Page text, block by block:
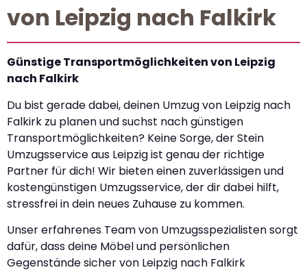
von Leipzig nach Falkirk
Günstige Transportmöglichkeiten von Leipzig
nach Falkirk
Du bist gerade dabei, deinen Umzug von Leipzig nach
Falkirk zu planen und suchst nach günstigen
Transportmöglichkeiten? Keine Sorge, der Stein
Umzugsservice aus Leipzig ist genau der richtige
Partner für dich! Wir bieten einen zuverlässigen und
kostengünstigen Umzugsservice, der dir dabei hilft,
stressfrei in dein neues Zuhause zu kommen.
Unser erfahrenes Team von Umzugsspezialisten sorgt
dafür, dass deine Möbel und persönlichen
Gegenstände sicher von Leipzig nach Falkirk